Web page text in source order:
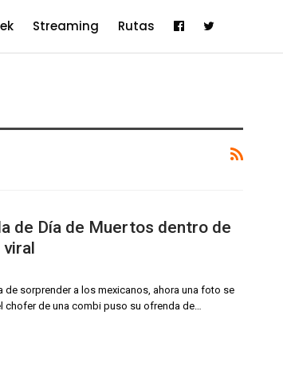
Streaming Rutas
de Día de Muertos dentro de
viral
de sorprender a los mexicanos, ahora una foto se
chofer de una combi puso su ofrenda de…